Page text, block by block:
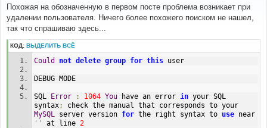
о
б
щ
е
н
и
е
Похожая на обозначенную в первом посте проблема возникает при
удалении пользователя. Ничего более похожего поиском не нашел,
так что спрашиваю здесь...
КОД: ВЫДЕЛИТЬ ВСЁ
Could not delete group for this user
DEBUG MODE
SQL Error : 1064 You have an error in your SQL
syntax;
MySQL
server version for the right syntax to use
''
at line 2